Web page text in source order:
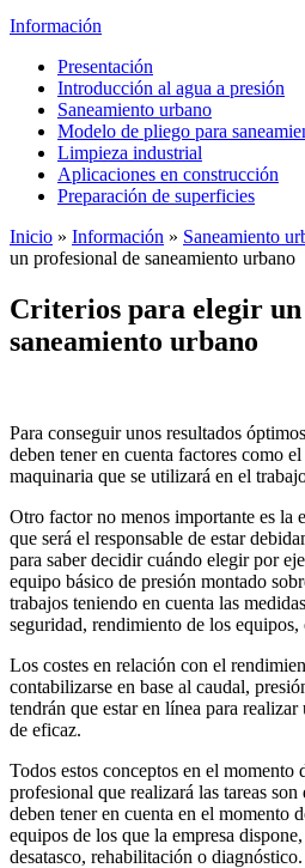
Información
Presentación
Introducción al agua a presión
Saneamiento urbano
Modelo de pliego para
Limpieza industrial
Aplicaciones en construcción
Preparación de superficies
Inicio » Información » Saneamiento
un profesional de saneamiento urbano
Criterios para elegir
saneamiento urbano
Para conseguir unos resultados
deben tener en cuenta factores como
maquinaria que se utilizará en el
Otro factor no menos importante es la
que será el responsable de estar
para saber decidir cuándo elegir por
equipo básico de presión montado
trabajos teniendo en cuenta las
seguridad, rendimiento de los equipos,
Los costes en relación con el
contabilizarse en base al caudal,
tendrán que estar en línea para
de eficaz.
Todos estos conceptos en el momento
profesional que realizará las tareas
deben tener en cuenta en el momento
equipos de los que la empresa
desatasco, rehabilitación o diagnóstico.